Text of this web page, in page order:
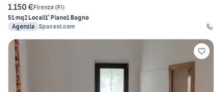
1.150 €Firenze(FI)
51 mq2 Locali1° Piano1 Bagno
Agenzia Spacest.com